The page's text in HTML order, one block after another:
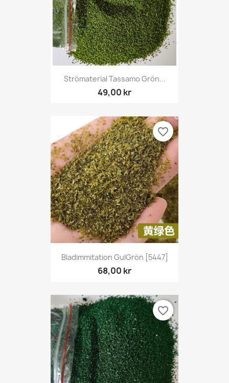
Strömaterial Tassamo Grön...
49,00 kr
Bladimmitation GulGrön [5447]
68,00 kr
favorite_border
favorite_border